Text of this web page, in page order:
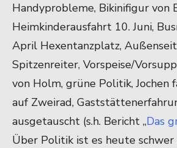
Handyprobleme, Bikinifigur von
Heimkinderausfahrt 10. Juni,
April Hexentanzplatz,
Spitzenreiter, Vorspeise/
von Holm, grüne Politik, Jochen
auf Zweirad,
ausgetauscht (s.h. Bericht „Das
Über Politik ist es heute